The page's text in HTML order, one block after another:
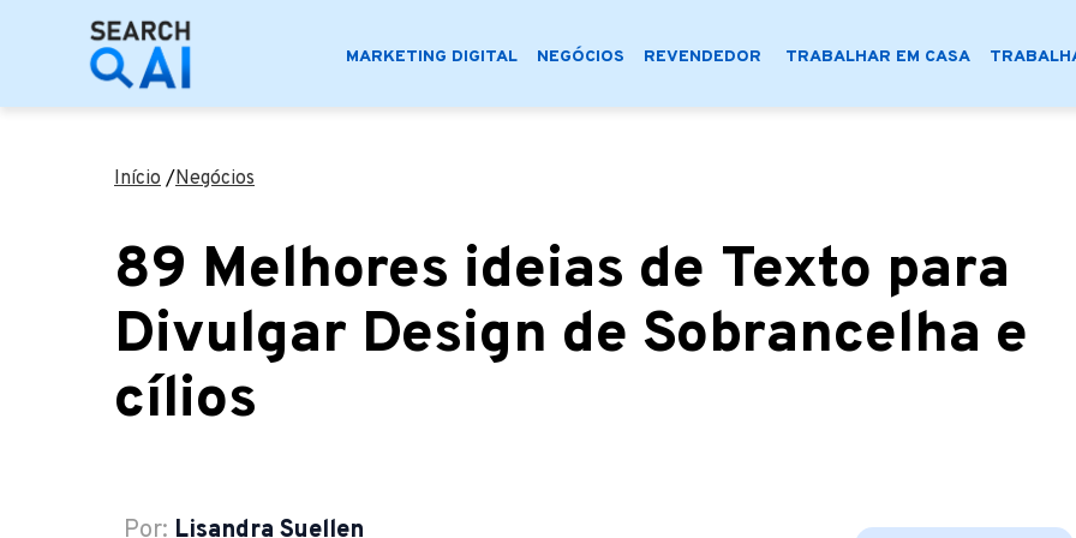
MARKETING DIGITAL NEGÓCIOS REVENDEDOR TRABALHAR EM CASA
Início /Negócios
89 Melhores ideias de Texto para
Divulgar Design de Sobrancelha e
cílios
Por: Lisandra Suellen